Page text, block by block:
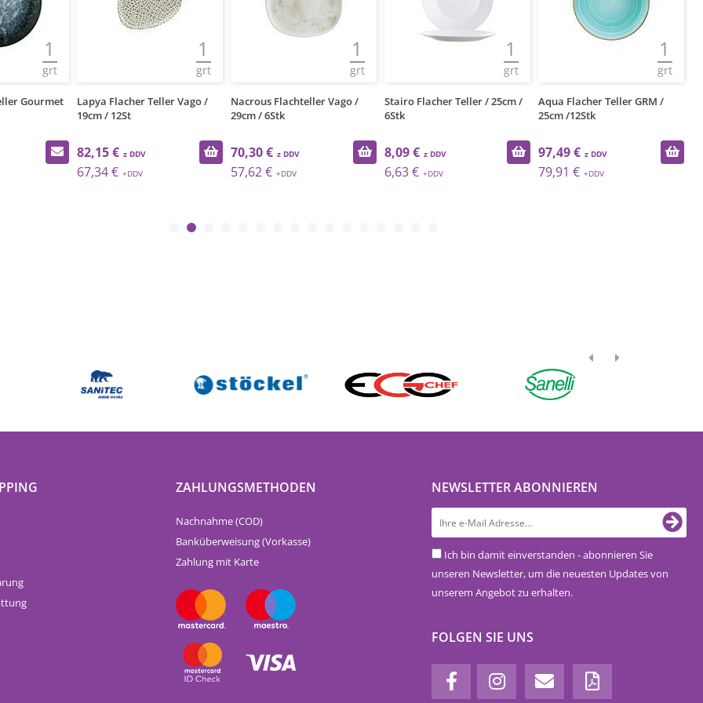
1
grt
Gourmet
1
grt
Lapya Flacher Teller Vago /
19cm / 12St
82,15 €
67,34 €
1
grt
Nacrous Flachteller Vago /
29cm / 6Stk
70,30 €
57,62 €
1
grt
Stairo Flacher Teller / 25cm /
6Stk
8,09 €
6,63 €
1
grt
Aqua Flacher Teller GRM /
25cm /12Stk
97,49 €
79,91 €
ZAHLUNGSMETHODEN
Nachnahme (COD)
Banküberweisung (Vorkasse)
Zahlung mit Karte
NEWSLETTER ABONNIEREN
Ich bin damit einverstanden - abonnieren Sie
unseren Newsletter, um die neuesten Updates von
unserem Angebot zu erhalten.
FOLGEN SIE UNS